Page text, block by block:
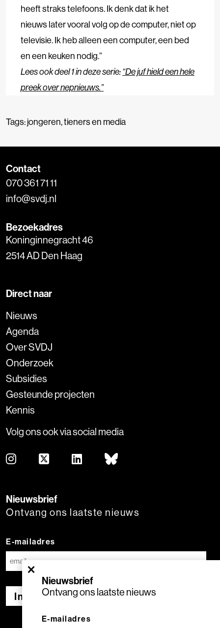
heeft straks telefoons. Ik denk dat ik het
nieuws later vooral volg op de computer, niet op
televisie. Ik heb alleen een computer, een bed
en een keuken nodig.”
Lees ook deel 1 in deze serie:“De juf hield een hele
preek over nepnieuws.”
Tags:jongeren,tieners en media
×
Nieuwsbrief
Ontvang ons laatste nieuws
E-mailadres
Contact
070 361 71 11
info@svdj.nl
Bezoekadres
Koninginnegracht 46
2514 AD Den Haag
Direct naar
Nieuws
Agenda
Over SVDJ
Onderzoek
Subsidies
Gesteunde projecten
Kennis
Volg ons ook via social media
Nieuwsbrief
Ontvang ons laatste nieuws
E-mailadres
Inschrijven